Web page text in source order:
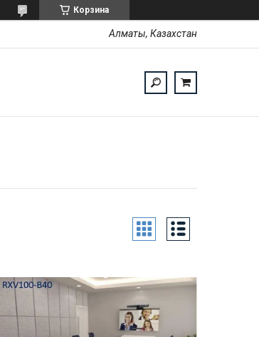
Корзина
Алматы, Казахстан